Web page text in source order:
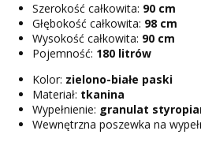
Szerokość całkowita: 90 cm
Głębokość całkowita: 98 cm
Wysokość całkowita: 90 cm
Pojemność: 180 litrów
Kolor: zielono-białe paski
Materiał: tkanina
Wypełnienie: granulat
Wewnętrzna poszewka na